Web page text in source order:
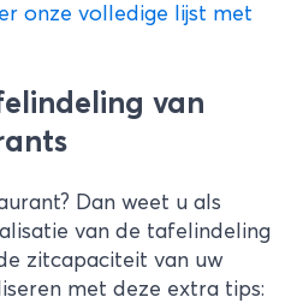
onze volledige lijst met
van
Dan weet u als
van de tafelindeling
zitcapaciteit van uw
met deze extra tips: